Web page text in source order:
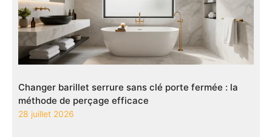
Changer barillet serrure sans clé porte fermée : la
méthode de perçage efficace
28 juillet 2026